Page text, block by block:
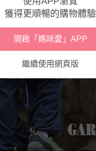
獲得更順暢的購物體驗
開啟「媽咪愛」APP
繼續使用網頁版